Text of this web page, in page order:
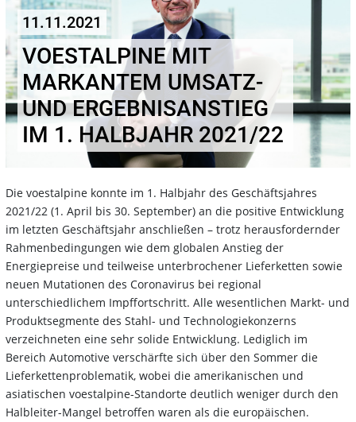
11.11.2021
VOESTALPINE MIT
MARKANTEM UMSATZ-
UND ERGEBNISANSTIEG
IM 1. HALBJAHR 2021/22
Die voestalpine konnte im 1. Halbjahr des Geschäftsjahres
2021/22 (1. April bis 30. September) an die positive Entwicklung
im letzten Geschäftsjahr anschließen – trotz herausfordernder
Rahmenbedingungen wie dem globalen Anstieg der
Energiepreise und teilweise unterbrochener Lieferketten sowie
neuen Mutationen des Coronavirus bei regional
unterschiedlichem Impffortschritt. Alle wesentlichen Markt- und
Produktsegmente des Stahl- und Technologiekonzerns
verzeichneten eine sehr solide Entwicklung. Lediglich im
Bereich Automotive verschärfte sich über den Sommer die
Lieferkettenproblematik, wobei die amerikanischen und
asiatischen voestalpine-Standorte deutlich weniger durch den
Halbleiter-Mangel betroffen waren als die europäischen.